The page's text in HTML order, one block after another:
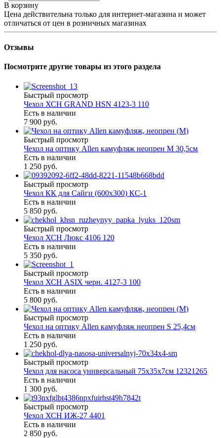
В корзину
Цена действительна только для интернет-магазина и может
отличаться от цен в розничных магазинах
Отзывы
Посмотрите другие товары из этого раздела
Быстрый просмотр
Чехол ХСН GRAND HSN 4123-3 110
Есть в наличии
7 900 руб.
Быстрый просмотр
Чехол на оптику Allen камуфляж неопрен M 30,5см
Есть в наличии
1 250 руб.
Быстрый просмотр
Чехол КК для Сайги (600х300) КС-1
Есть в наличии
5 850 руб.
Быстрый просмотр
Чехол ХСН Люкс 4106 120
Есть в наличии
5 350 руб.
Быстрый просмотр
Чехол ХСН ASIX черн. 4127-3 100
Есть в наличии
5 800 руб.
Быстрый просмотр
Чехол на оптику Allen камуфляж неопрен S 25,4см
Есть в наличии
1 250 руб.
Быстрый просмотр
Чехол для насоса универсальный 75х35х7см 12321265
Есть в наличии
1 300 руб.
Быстрый просмотр
Чехол ХСН ИЖ-27 4401
Есть в наличии
2 850 руб.